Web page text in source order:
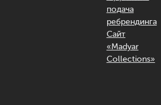
подача
ребрендинга
Сайт
«Madyar
Collections»